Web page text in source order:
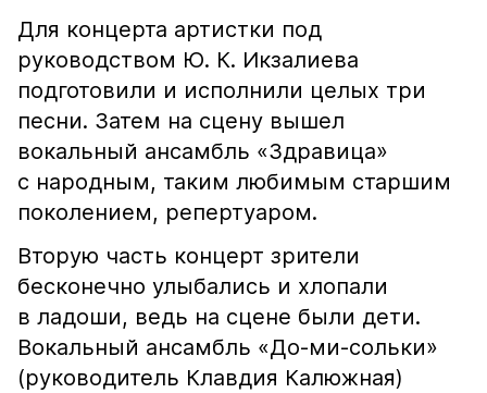
Для концерта артистки под
руководством Ю. К. Икзалиева
подготовили и исполнили целых три
песни. Затем на сцену вышел
вокальный ансамбль «Здравица»
с народным, таким любимым старшим
поколением, репертуаром.
Вторую часть концерт зрители
бесконечно улыбались и хлопали
в ладоши, ведь на сцене были дети.
Вокальный ансамбль «До-ми-сольки»
(руководитель Клавдия Калюжная)